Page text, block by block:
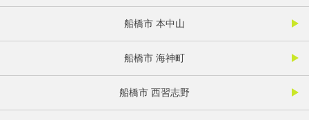
船橋市 本中山
船橋市 海神町
船橋市 西習志野